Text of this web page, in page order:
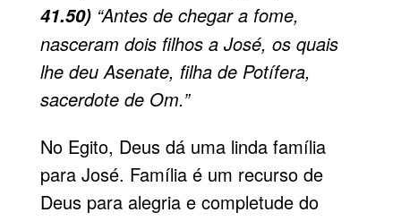
41.50) “Antes de chegar a fome,
nasceram dois filhos a José, os quais
lhe deu Asenate, filha de Potífera,
sacerdote de Om.”
No Egito, Deus dá uma linda fa­mília
para José. Família é um recur­so de
Deus para alegria e completude do